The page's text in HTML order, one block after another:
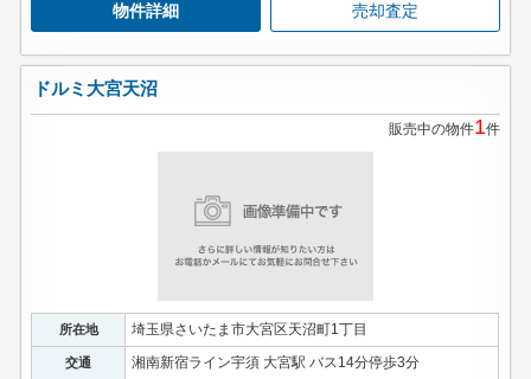
物件詳細 売却査定
ドルミ大宮天沼
販売中の物件1件
所在地 埼玉県さいたま市大宮区天沼町1丁目
交通 湘南新宿ライン宇須 大宮駅 バス14分停歩3分